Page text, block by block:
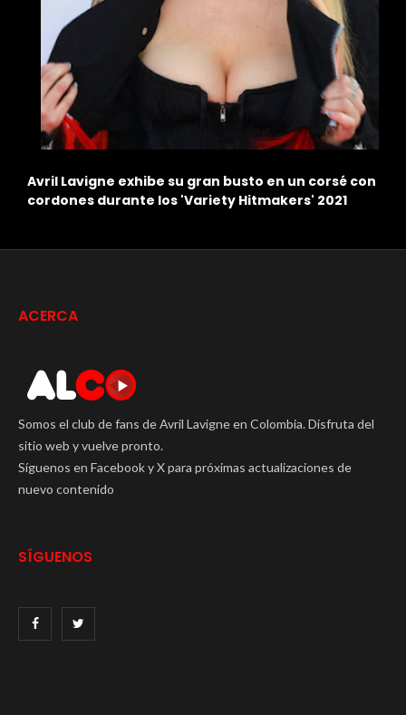
¿Qué puso fin al matrimonio de Avril Lavigne y
Deryck Whibley?
ACERCA
Somos el club de fans de Avril Lavigne en Colombia. Disfruta del
sitio web y vuelve pronto.
Síguenos en Facebook y X para próximas actualizaciones de
nuevo contenido
SÍGUENOS